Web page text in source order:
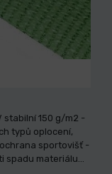
stabilní 150 g/m2 -
typů oplocení,
sportovišť -
spadu materiálu…